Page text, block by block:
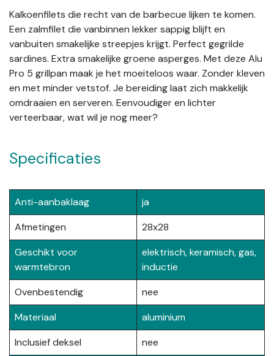
Kalkoenfilets die recht van de barbecue lijken te komen.
Een zalmfilet die vanbinnen lekker sappig blijft en
vanbuiten smakelijke streepjes krijgt. Perfect gegrilde
sardines. Extra smakelijke groene asperges. Met deze Alu
Pro 5 grillpan maak je het moeiteloos waar. Zonder kleven
en met minder vetstof. Je bereiding laat zich makkelijk
omdraaien en serveren. Eenvoudiger en lichter
verteerbaar, wat wil je nog meer?
Specificaties
Anti-aanbaklaag
ja
Afmetingen
28x28
Geschikt voor
warmtebron
elektrisch, keramisch, gas,
inductie
Ovenbestendig
nee
Materiaal
aluminium
Inclusief deksel
nee